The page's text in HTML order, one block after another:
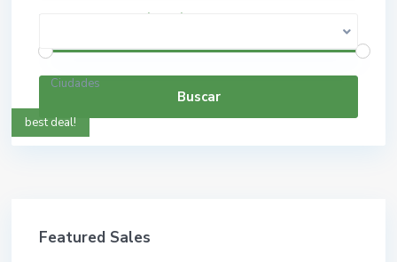
Rango de precios: $ 0 a $ 5.000.000.000
Ciudades
Buscar
best deal!
Featured Sales